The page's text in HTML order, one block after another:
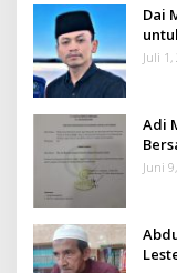
Dai
Juli 1,
Adi
Juni